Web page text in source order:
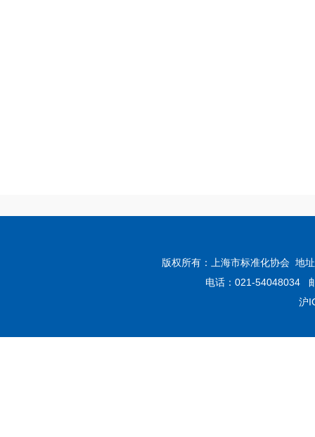
沪
版权所有：上海市标准化协会 地
电话：021-54048034